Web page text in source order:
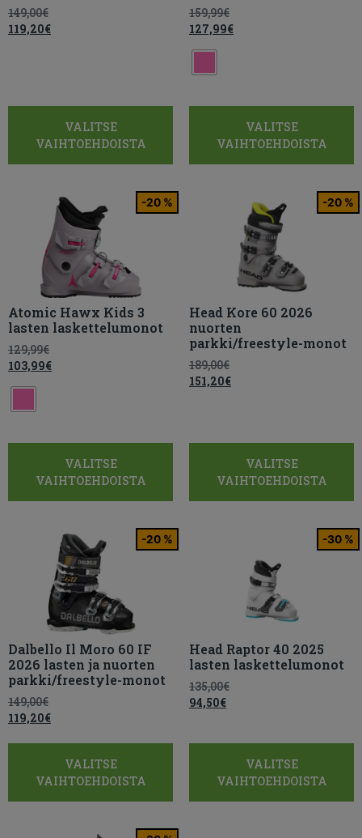
149,00€
119,20€
VALITSE
VAIHTOEHDOISTA
159,99€
127,99€
VALITSE
VAIHTOEHDOISTA
-20 %
Atomic Hawx Kids 3
lasten laskettelumonot
129,99€
103,99€
VALITSE
VAIHTOEHDOISTA
-20 %
Head Kore 60 2026
nuorten
parkki/freestyle-monot
189,00€
151,20€
VALITSE
VAIHTOEHDOISTA
-20 %
Dalbello Il Moro 60 IF
2026 lasten ja nuorten
parkki/freestyle-monot
149,00€
119,20€
VALITSE
VAIHTOEHDOISTA
-30 %
Head Raptor 40 2025
lasten laskettelumonot
135,00€
94,50€
VALITSE
VAIHTOEHDOISTA